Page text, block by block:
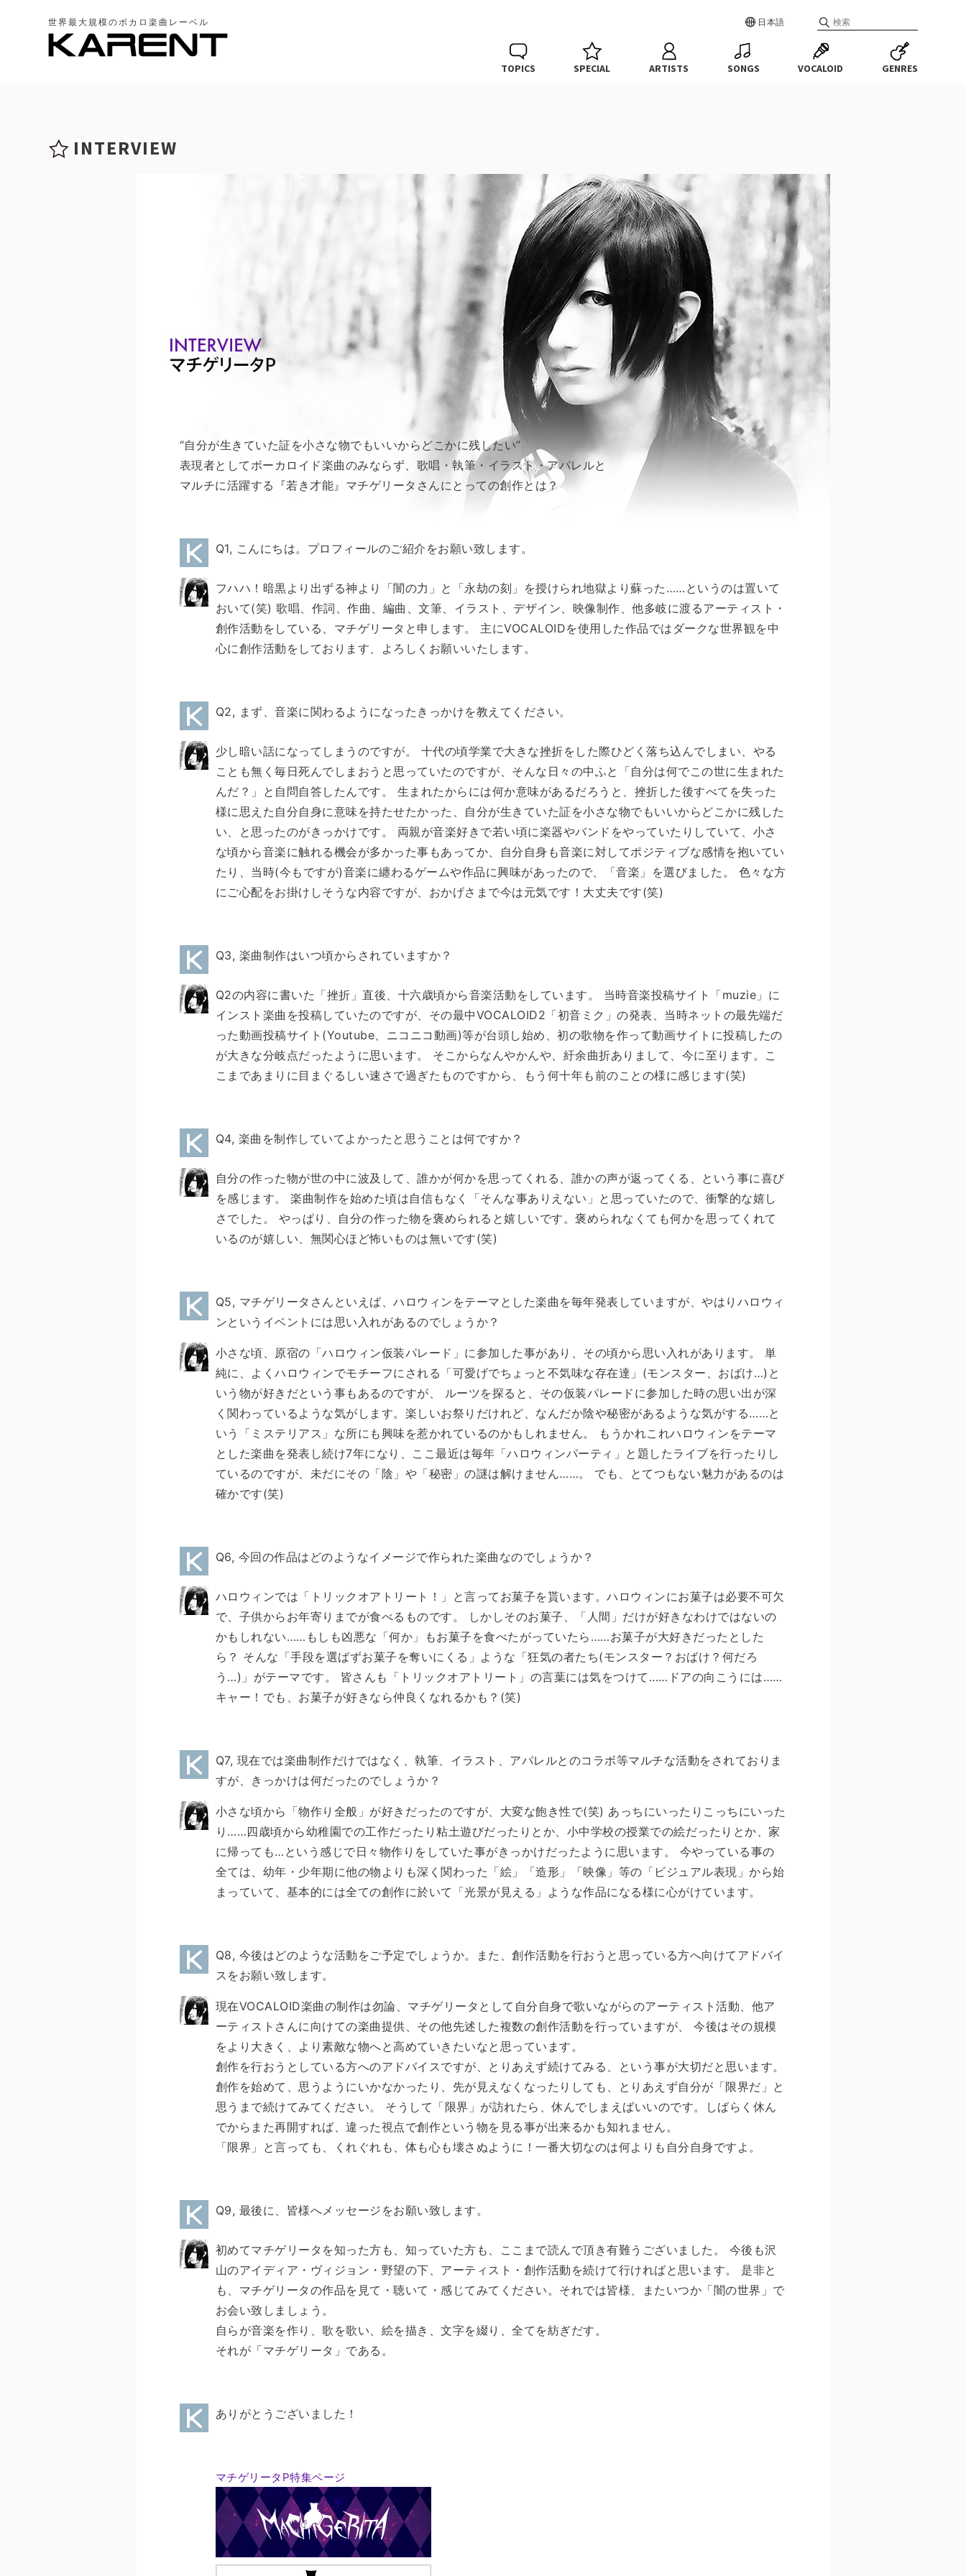
世界最大規模のボカロ楽曲レーベル 日本語
TOPICS SPECIAL ARTISTS SONGS VOCALOID GENRES
INTERVIEW
“自分が生きていた証を小さな物でもいいからどこかに残したい”
表現者としてボーカロイド楽曲のみならず、歌唱・執筆・イラスト・アパレルと
マルチに活躍する『若き才能』マチゲリータさんにとっての創作とは？
Q1, こんにちは。プロフィールのご紹介をお願い致します。
フハハ！暗黒より出ずる神より「闇の力」と「永劫の刻」を授けられ地獄より蘇った……というのは置いて
おいて(笑) 歌唱、作詞、作曲、編曲、文筆、イラスト、デザイン、映像制作、他多岐に渡るアーティスト・
創作活動をしている、マチゲリータと申します。 主にVOCALOIDを使用した作品ではダークな世界観を中
心に創作活動をしております、よろしくお願いいたします。
Q2, まず、音楽に関わるようになったきっかけを教えてください。
少し暗い話になってしまうのですが。 十代の頃学業で大きな挫折をした際ひどく落ち込んでしまい、やる
ことも無く毎日死んでしまおうと思っていたのですが、そんな日々の中ふと「自分は何でこの世に生まれた
んだ？」と自問自答したんです。 生まれたからには何か意味があるだろうと、挫折した後すべてを失った
様に思えた自分自身に意味を持たせたかった、自分が生きていた証を小さな物でもいいからどこかに残した
い、と思ったのがきっかけです。 両親が音楽好きで若い頃に楽器やバンドをやっていたりしていて、小さ
な頃から音楽に触れる機会が多かった事もあってか、自分自身も音楽に対してポジティブな感情を抱いてい
たり、当時(今もですが)音楽に纏わるゲームや作品に興味があったので、「音楽」を選びました。 色々な方
にご心配をお掛けしそうな内容ですが、おかげさまで今は元気です！大丈夫です(笑)
Q3, 楽曲制作はいつ頃からされていますか？
Q2の内容に書いた「挫折」直後、十六歳頃から音楽活動をしています。 当時音楽投稿サイト「muzie」に
インスト楽曲を投稿していたのですが、その最中VOCALOID2「初音ミク」の発表、当時ネットの最先端だ
った動画投稿サイト(Youtube、ニコニコ動画)等が台頭し始め、初の歌物を作って動画サイトに投稿したの
が大きな分岐点だったように思います。 そこからなんやかんや、紆余曲折ありまして、今に至ります。こ
こまであまりに目まぐるしい速さで過ぎたものですから、もう何十年も前のことの様に感じます(笑)
Q4, 楽曲を制作していてよかったと思うことは何ですか？
自分の作った物が世の中に波及して、誰かが何かを思ってくれる、誰かの声が返ってくる、という事に喜び
を感じます。 楽曲制作を始めた頃は自信もなく「そんな事ありえない」と思っていたので、衝撃的な嬉し
さでした。 やっぱり、自分の作った物を褒められると嬉しいです。褒められなくても何かを思ってくれて
いるのが嬉しい、無関心ほど怖いものは無いです(笑)
Q5, マチゲリータさんといえば、ハロウィンをテーマとした楽曲を毎年発表していますが、やはりハロウィ
ンというイベントには思い入れがあるのでしょうか？
小さな頃、原宿の「ハロウィン仮装パレード」に参加した事があり、その頃から思い入れがあります。 単
純に、よくハロウィンでモチーフにされる「可愛げでちょっと不気味な存在達」(モンスター、おばけ…)と
いう物が好きだという事もあるのですが、 ルーツを探ると、その仮装パレードに参加した時の思い出が深
く関わっているような気がします。楽しいお祭りだけれど、なんだか陰や秘密があるような気がする……と
いう「ミステリアス」な所にも興味を惹かれているのかもしれません。 もうかれこれハロウィンをテーマ
とした楽曲を発表し続け7年になり、ここ最近は毎年「ハロウィンパーティ」と題したライブを行ったりし
ているのですが、未だにその「陰」や「秘密」の謎は解けません……。 でも、とてつもない魅力があるのは
確かです(笑)
Q6, 今回の作品はどのようなイメージで作られた楽曲なのでしょうか？
ハロウィンでは「トリックオアトリート！」と言ってお菓子を貰います。ハロウィンにお菓子は必要不可欠
で、子供からお年寄りまでが食べるものです。 しかしそのお菓子、「人間」だけが好きなわけではないの
かもしれない……もしも凶悪な「何か」もお菓子を食べたがっていたら……お菓子が大好きだったとした
ら？ そんな「手段を選ばずお菓子を奪いにくる」ような「狂気の者たち(モンスター？おばけ？何だろ
う…)」がテーマです。 皆さんも「トリックオアトリート」の言葉には気をつけて……ドアの向こうには……
キャー！でも、お菓子が好きなら仲良くなれるかも？(笑)
Q7, 現在では楽曲制作だけではなく、執筆、イラスト、アパレルとのコラボ等マルチな活動をされておりま
すが、きっかけは何だったのでしょうか？
小さな頃から「物作り全般」が好きだったのですが、大変な飽き性で(笑) あっちにいったりこっちにいった
り……四歳頃から幼稚園での工作だったり粘土遊びだったりとか、小中学校の授業での絵だったりとか、家
に帰っても…という感じで日々物作りをしていた事がきっかけだったように思います。 今やっている事の
全ては、幼年・少年期に他の物よりも深く関わった「絵」「造形」「映像」等の「ビジュアル表現」から始
まっていて、基本的には全ての創作に於いて「光景が見える」ような作品になる様に心がけています。
Q8, 今後はどのような活動をご予定でしょうか。また、創作活動を行おうと思っている方へ向けてアドバイ
スをお願い致します。
現在VOCALOID楽曲の制作は勿論、マチゲリータとして自分自身で歌いながらのアーティスト活動、他ア
ーティストさんに向けての楽曲提供、その他先述した複数の創作活動を行っていますが、 今後はその規模
をより大きく、より素敵な物へと高めていきたいなと思っています。
創作を行おうとしている方へのアドバイスですが、とりあえず続けてみる、という事が大切だと思います。
創作を始めて、思うようにいかなかったり、先が見えなくなったりしても、とりあえず自分が「限界だ」と
思うまで続けてみてください。 そうして「限界」が訪れたら、休んでしまえばいいのです。しばらく休ん
でからまた再開すれば、違った視点で創作という物を見る事が出来るかも知れません。
「限界」と言っても、くれぐれも、体も心も壊さぬように！一番大切なのは何よりも自分自身ですよ。
Q9, 最後に、皆様へメッセージをお願い致します。
初めてマチゲリータを知った方も、知っていた方も、ここまで読んで頂き有難うございました。 今後も沢
山のアイディア・ヴィジョン・野望の下、アーティスト・創作活動を続けて行ければと思います。 是非と
も、マチゲリータの作品を見て・聴いて・感じてみてください。それでは皆様、またいつか「闇の世界」で
お会い致しましょう。
自らが音楽を作り、歌を歌い、絵を描き、文字を綴り、全てを紡ぎだす。
それが「マチゲリータ」である。
ありがとうございました！
マチゲリータP特集ページ